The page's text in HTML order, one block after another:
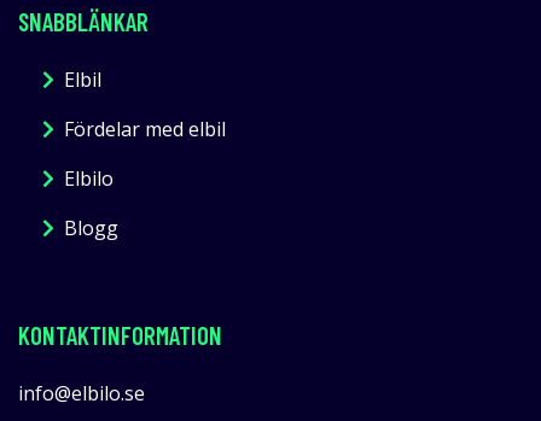
SNABBLÄNKAR
Elbil
Fördelar med elbil
Elbilo
Blogg
KONTAKTINFORMATION
info@elbilo.se